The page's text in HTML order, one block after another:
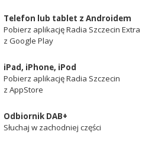
Telefon lub tablet z Androidem
Pobierz aplikację Radia Szczecin Extra
z Google Play
iPad, iPhone, iPod
Pobierz aplikację Radia Szczecin
z AppStore
Odbiornik DAB+
Słuchaj w zachodniej części